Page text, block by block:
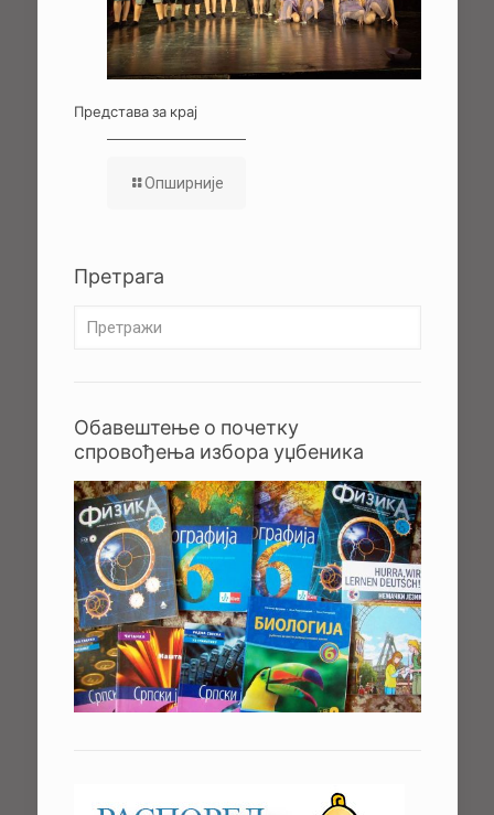
Представа за крај
Опширније
Претрага
Обавештење о почетку
спровођења избора уџбеника